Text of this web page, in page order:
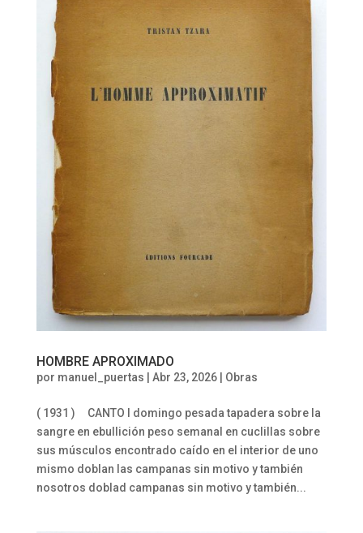
HOMBRE APROXIMADO
por manuel_puertas Abr 23, 2026| Obras
( 1931 ) CANTO I domingo pesada tapadera sobre la
sangre en ebullición peso semanal en cuclillas sobre
sus músculos encontrado caído en el interior de uno
mismo doblan las campanas sin motivo y también
nosotros doblad campanas sin motivo y también...